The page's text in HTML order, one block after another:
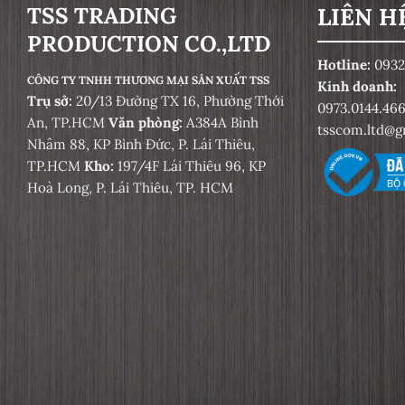
Sợi Lưu Hóa
Phân Đoạn Xoáy
[OSA] (Tổ Chức An Toàn Dụng Cụ
Mài e.V.)
Khoan, cắt
An Toàn Trong Mài & Cắt
Mài bằng tay
Cắt và mài thô được thực hiện
đúng
TSS TRADING
PRODUCTION CO.,LTD
CÔNG TY TNHH THƯƠNG MẠI SẢN XUẤT TSS
Trụ sở: 20/13 Đường TX 16, Phường Thới
An, TP.HCM Văn phòng: A384A Bình
Nhâm 88, KP Bình Đức, P. Lái Thiêu,
TP.HCM Kho: 197/4F Lái Thiêu 96, KP
Hoà Long, P. Lái Thiêu, TP. HCM
LIÊN
Hotline:
Kinh doanh:
0973.0144.466